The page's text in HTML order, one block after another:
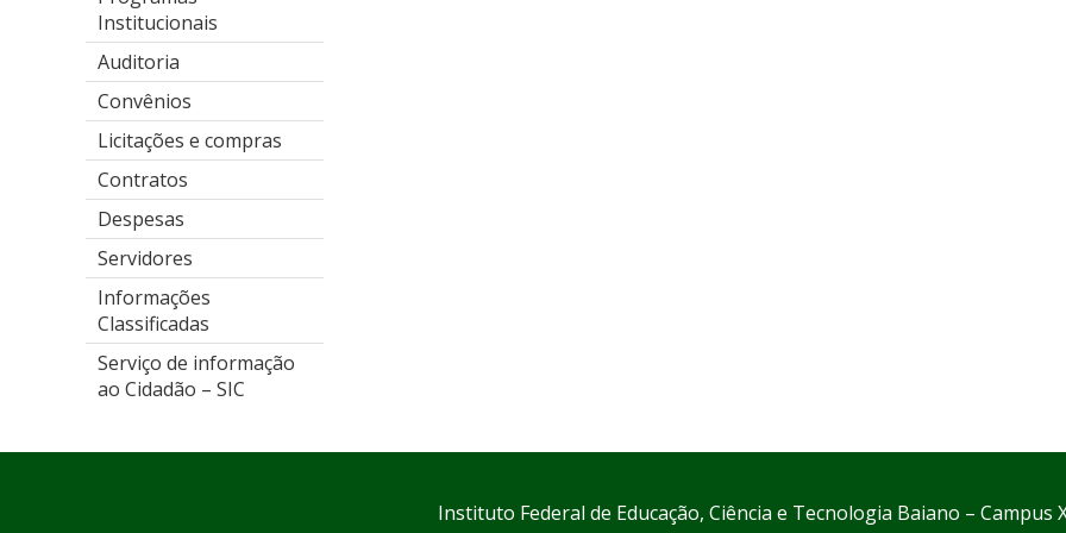
Institucionais
Auditoria
Convênios
Licitações e compras
Contratos
Despesas
Servidores
Informações
Classificadas
Serviço de informação
ao Cidadão – SIC
Instituto Federal de Educação, Ciência e Tecnologia Baiano – Campus